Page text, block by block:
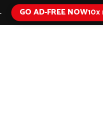
GO AD-FREE NOW